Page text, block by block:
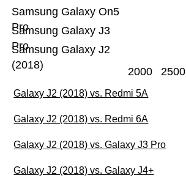
Samsung Galaxy J2
(2018)
Samsung Galaxy J3
Pro
Samsung Galaxy On5
Pro
2000 2500
Galaxy J2 (2018) vs. Redmi 5A
Galaxy J2 (2018) vs. Redmi 6A
Galaxy J2 (2018) vs. Galaxy J3 Pro
Galaxy J2 (2018) vs. Galaxy J4+